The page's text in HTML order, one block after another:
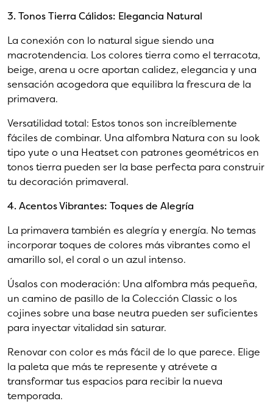
3. Tonos Tierra Cálidos: Elegancia Natural
La conexión con lo natural sigue siendo una
macrotendencia. Los colores tierra como el terracota,
beige, arena u ocre aportan calidez, elegancia y una
sensación acogedora que equilibra la frescura de la
primavera.
Versatilidad total: Estos tonos son increíblemente
fáciles de combinar. Una alfombra Natura con su look
tipo yute o una Heatset con patrones geométricos en
tonos tierra pueden ser la base perfecta para construir
tu decoración primaveral.
4. Acentos Vibrantes: Toques de Alegría
La primavera también es alegría y energía. No temas
incorporar toques de colores más vibrantes como el
amarillo sol, el coral o un azul intenso.
Úsalos con moderación: Una alfombra más pequeña,
un camino de pasillo de la Colección Classic o los
cojines sobre una base neutra pueden ser suficientes
para inyectar vitalidad sin saturar.
Renovar con color es más fácil de lo que parece. Elige
la paleta que más te represente y atrévete a
transformar tus espacios para recibir la nueva
temporada.